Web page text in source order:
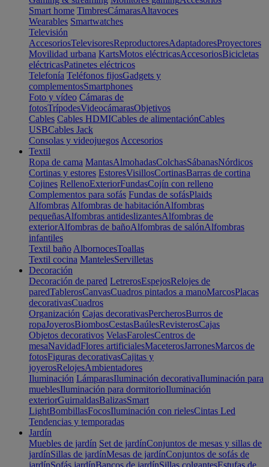
Smart home TimbresCámarasAltavoces
Wearables Smartwatches
Televisión
AccesoriosTelevisoresReproductoresAdaptadoresProyectores
Movilidad urbana KartsMotos eléctricasAccesoriosBicicletas
eléctricasPatinetes eléctricos
Telefonía Teléfonos fijosGadgets y
complementosSmartphones
Foto y vídeo Cámaras de
fotosTrípodesVideocámarasObjetivos
Cables Cables HDMICables de alimentaciónCables
USBCables Jack
Consolas y videojuegos Accesorios
Textil
Ropa de cama MantasAlmohadasColchasSábanasNórdicos
Cortinas y estores EstoresVisillosCortinasBarras de cortina
Cojines RellenoExteriorFundasCojín con relleno
Complementos para sofás Fundas de sofásPlaids
Alfombras Alfombras de habitaciónAlfombras
pequeñasAlfombras antideslizantesAlfombras de
exteriorAlfombras de bañoAlfombras de salónAlfombras
infantiles
Textil baño AlbornocesToallas
Textil cocina MantelesServilletas
Decoración
Decoración de pared LetrerosEspejosRelojes de
paredTablerosCanvasCuadros pintados a manoMarcosPlacas
decorativasCuadros
Organización Cajas decorativasPercherosBurros de
ropaJoyerosBiombosCestasBaúlesRevisterosCajas
Objetos decorativos VelasFarolesCentros de
mesaNavidadFlores artificialesMaceterosJarronesMarcos de
fotosFiguras decorativasCajitas y
joyerosRelojesAmbientadores
Iluminación LámparasIluminación decorativaIluminación para
mueblesIluminación para dormitorioIluminación
exteriorGuirnaldasBalizasSmart
LightBombillasFocosIluminación con rielesCintas Led
Tendencias y temporadas
Jardín
Muebles de jardín Set de jardínConjuntos de mesas y sillas de
jardínSillas de jardínMesas de jardínConjuntos de sofás de
jardínSofás jardínBancos de jardínSillas colgantesEstufas de